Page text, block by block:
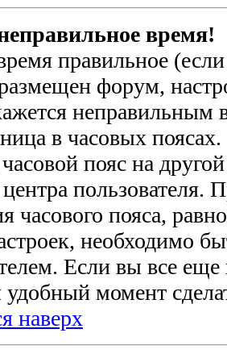
время!
правильное (если
форум,
неправильным
в часовых
пояс на
пользователя.
часового пояса,
необходимо
Если вы все еще
удобный момент
наверх